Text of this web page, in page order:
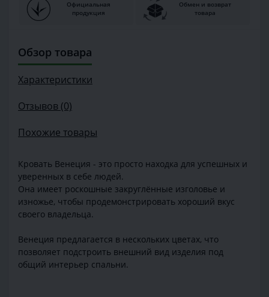
Официальная
продукция
Обмен и возврат
товара
Обзор товара
Характеристики
Отзывов (0)
Похожие товары
Кровать Венеция - это просто находка для успешных и
уверенных в себе людей.
Она имеет роскошные закруглённые изголовье и
изножье, чтобы продемонстрировать хороший вкус
своего владельца.
Венеция предлагается в нескольких цветах, что
позволяет подстроить внешний вид изделия под
общий интерьер спальни.